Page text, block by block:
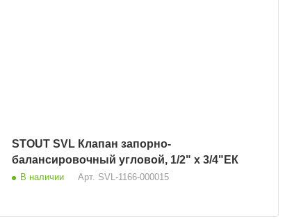
STOUT SVL Клапан запорно-
балансировочный угловой, 1/2" х 3/4"ЕК
В наличии Арт. SVL-1166-000015